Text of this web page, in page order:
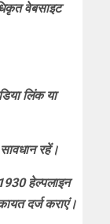
वेबसाइट
लिंक या
रहें।
हेल्पलाइन
दर्ज कराएं।